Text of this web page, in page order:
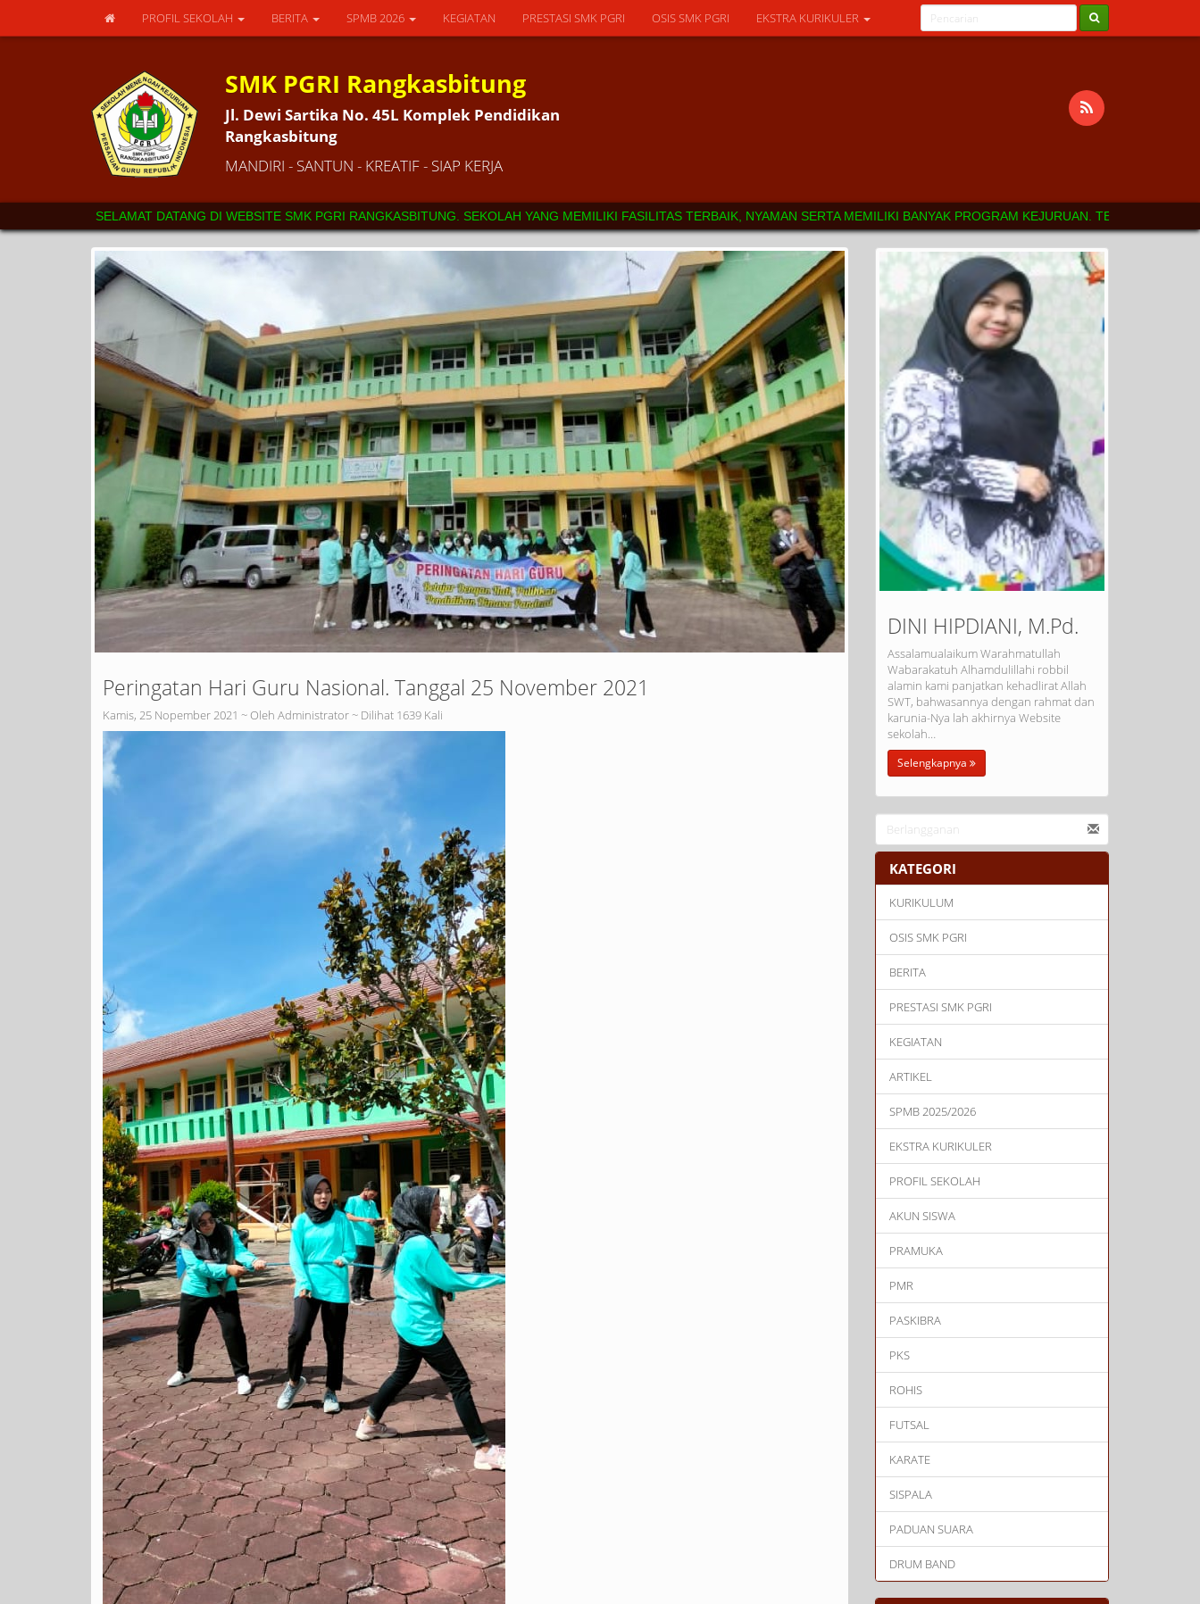
PROFIL SEKOLAH BERITA SPMB 2026 KEGIATAN PRESTASI SMK PGRI OSIS SMK PGRI EKSTRA KURIKULER
SMK PGRI Rangkasbitung
Jl. Dewi Sartika No. 45L Komplek Pendidikan
Rangkasbitung
MANDIRI - SANTUN - KREATIF - SIAP KERJA
SELAMAT DATANG DI WEBSITE SMK PGRI RANGKASBITUNG. SEKOLAH YANG MEMILIKI FASILITAS TERBAIK, NYAMAN SERTA MEMILIKI BANYAK PROGRAM KEJURUAN. TERIMAKASIH ATAS
Peringatan Hari Guru Nasional. Tanggal 25 November 2021
Kamis, 25 Nopember 2021 ~ Oleh Administrator ~ Dilihat 1639 Kali
DINI HIPDIANI, M.Pd.
Assalamualaikum Warahmatullah
Wabarakatuh Alhamdulillahi robbil
alamin kami panjatkan kehadlirat Allah
SWT, bahwasannya dengan rahmat dan
karunia-Nya lah akhirnya Website
sekolah…
Selengkapnya
KATEGORI
KURIKULUM
OSIS SMK PGRI
BERITA
PRESTASI SMK PGRI
KEGIATAN
ARTIKEL
SPMB 2025/2026
EKSTRA KURIKULER
PROFIL SEKOLAH
AKUN SISWA
PRAMUKA
PMR
PASKIBRA
PKS
ROHIS
FUTSAL
KARATE
SISPALA
PADUAN SUARA
DRUM BAND